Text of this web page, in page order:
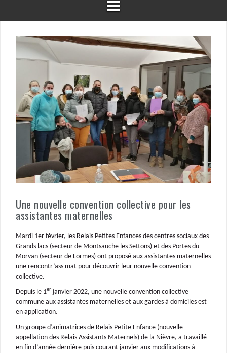
Une nouvelle convention collective pour les
assistantes maternelles
Mardi 1er février, les Relais Petites Enfances des centres sociaux des
Grands lacs (secteur de Montsauche les Settons) et des Portes du
Morvan (secteur de Lormes) ont proposé aux assistantes maternelles
une rencontr’ass mat pour découvrir leur nouvelle convention
collective.
Depuis le 1er janvier 2022, une nouvelle convention collective
commune aux assistantes maternelles et aux gardes à domiciles est
en application.
Un groupe d’animatrices de Relais Petite Enfance (nouvelle
appellation des Relais Assistants Maternels) de la Nièvre, a travaillé
en fin d’année dernière puis courant janvier aux modifications à